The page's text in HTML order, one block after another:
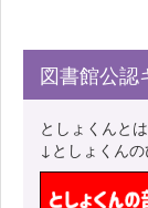
図書館公認
としょくんと
↓としょくん